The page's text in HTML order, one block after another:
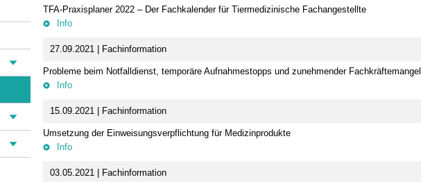
TFA-Praxisplaner 2022 – Der Fachkalender für Tiermedizinische Fachangestellte
Info
27.09.2021 | Fachinformation
Probleme beim Notfalldienst, temporäre Aufnahmestopps und zunehmender Fachkräftemangel
Info
15.09.2021 | Fachinformation
Umsetzung der Einweisungsverpflichtung für Medizinprodukte
Info
03.05.2021 | Fachinformation